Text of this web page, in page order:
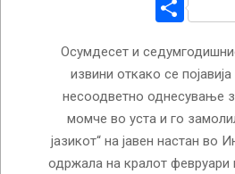
Осумдесет и
извини откако се
несоодветно однесување
момче во уста и го
јазикот“ на јавен настан во
одржала на кралот февруари